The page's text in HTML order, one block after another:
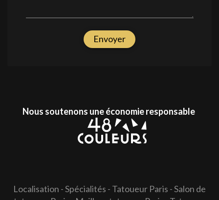
Envoyer
Nous soutenons une économie responsable
Localisation -Spécialités - Tatoueur Paris -Salon de